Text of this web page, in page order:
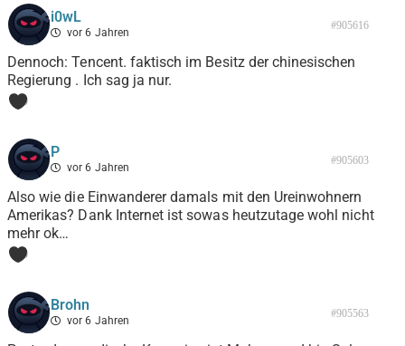
i0wL
vor 6 Jahren
#905616
Dennoch: Tencent. faktisch im Besitz der chinesischen
Regierung . Ich sag ja nur.
0
P
vor 6 Jahren
#905603
Also wie die Einwanderer damals mit den Ureinwohnern
Amerikas? Dank Internet ist sowas heutzutage wohl nicht
mehr ok…
0
Brohn
vor 6 Jahren
#905563